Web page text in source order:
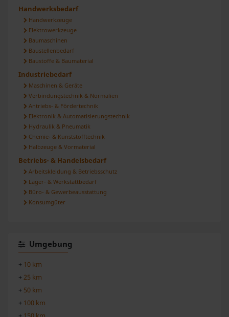
zu können und die Zugriffe auf unsere Website zu
analysieren. Außerdem geben wir Informationen zu Ihrer
Verwendung unserer Website an unsere Partner für
soziale Medien, Werbung und Analysen weiter. Unsere
Partner führen diese Informationen möglicherweise mit
weiteren Daten zusammen, die Sie ihnen bereitgestellt
haben oder die sie im Rahmen Ihrer Nutzung der Dienste
gesammelt haben.
Handwerksbedarf
Handwerkzeuge
Elektrowerkzeuge
Baumaschinen
Baustellenbedarf
Baustoffe & Baumaterial
Industriebedarf
Maschinen & Geräte
Verbindungstechnik & Normalien
Antriebs- & Fördertechnik
Elektronik & Automatisierungstechnik
Hydraulik & Pneumatik
Chemie- & Kunststofftechnik
Halbzeuge & Vormaterial
Betriebs- & Handelsbedarf
Arbeitskleidung & Betriebsschutz
Lager- & Werkstattbedarf
Büro- & Gewerbeausstattung
Konsumgüter
Umgebung
+ 10 km
+ 25 km
+ 50 km
+ 100 km